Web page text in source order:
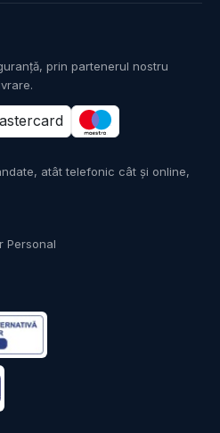
Personal
prin partenerul nostru
atât telefonic cât și online,